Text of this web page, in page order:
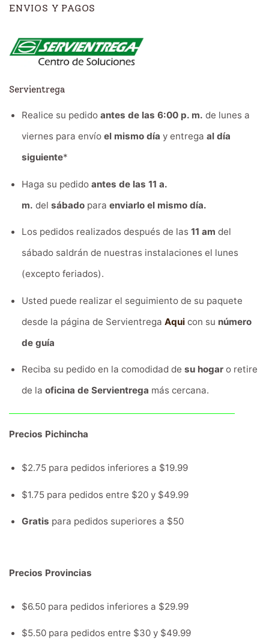
ENVIOS Y PAGOS
Servientrega
Realice su pedido antes de las 6:00 p. m. de lunes a
viernes para envío el mismo día y entrega al día
siguiente*
Haga su pedido antes de las 11 a.
m. del sábadopara enviarlo el mismo día.
Los pedidos realizados después de las 11 am del
sábado saldrán de nuestras instalaciones el lunes
(excepto feriados).
Usted puede realizar el seguimiento de su paquete
desde la página de Servientrega Aquicon su número
de guía
Reciba su pedido en la comodidad de su hogaro retire
de la oficina de Servientrega más cercana.
Precios Pichincha
$2.75 para pedidos inferiores a $19.99
$1.75 para pedidos entre $20 y $49.99
Gratis para pedidos superiores a $50
Precios Provincias
$6.50 para pedidos inferiores a $29.99
$5.50 para pedidos entre $30 y $49.99